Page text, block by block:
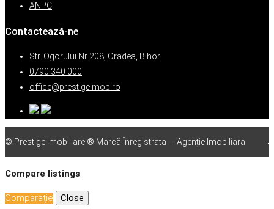
ANPC
Contactează-ne
Str. Ogorului Nr 208, Oradea, Bihor
0790 340 000
office@prestigeimob.ro
© Prestige Imobiliare ® Marcă Înregistrata - - Agenție Imobiliara
Compare listings
Comparaţie Close